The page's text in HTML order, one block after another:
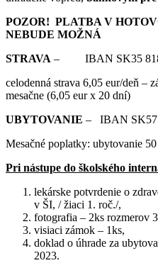
POZOR! PLATBA V
NEBUDE MOŽNÁ
STRAVA – IBAN SK35 8180
celodenná strava 6,05 eur/deň –
mesačne (6,05 eur x 20 dní)
UBYTOVANIE – IBAN SK57
Mesačné poplatky: ubytovanie 50
Pri nástupe do školského
lekárske potvrdenie o
v ŠI, / žiaci 1. roč./,
fotografia – 2ks rozmerov
visiaci zámok – 1ks,
doklad o úhrade za
2023.